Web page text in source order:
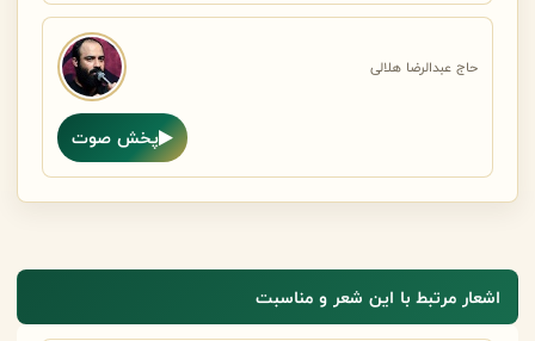
حاج عبدالرضا هلالی
پخش صوت
اشعار مرتبط با این شعر و مناسبت